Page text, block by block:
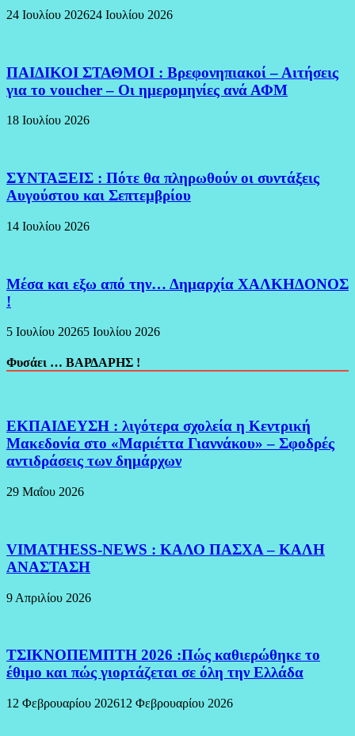
24 Ιουλίου 202624 Ιουλίου 2026
ΠΑΙΔΙΚΟΙ ΣΤΑΘΜΟΙ : Βρεφονηπιακοί – Αιτήσεις
για το voucher – Οι ημερομηνίες ανά ΑΦΜ
18 Ιουλίου 2026
ΣΥΝΤΑΞΕΙΣ : Πότε θα πληρωθούν οι συντάξεις
Αυγούστου και Σεπτεμβρίου
14 Ιουλίου 2026
Μέσα και εξω από την… Δημαρχία ΧΑΛΚΗΔΟΝΟΣ
!
5 Ιουλίου 20265 Ιουλίου 2026
Φυσάει … ΒΑΡΔΑΡΗΣ !
ΕΚΠΑΙΔΕΥΣΗ : λιγότερα σχολεία η Κεντρική
Μακεδονία στο «Μαριέττα Γιαννάκου» – Σφοδρές
αντιδράσεις των δημάρχων
29 Μαΐου 2026
VIMATHESS-NEWS : ΚΑΛΟ ΠΑΣΧΑ – ΚΑΛΗ
ΑΝΑΣΤΑΣΗ
9 Απριλίου 2026
ΤΣΙΚΝΟΠΕΜΠΤΗ 2026 :Πώς καθιερώθηκε το
έθιμο και πώς γιορτάζεται σε όλη την Ελλάδα
12 Φεβρουαρίου 202612 Φεβρουαρίου 2026